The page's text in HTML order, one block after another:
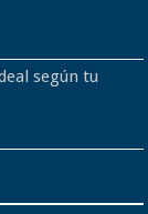
según tu